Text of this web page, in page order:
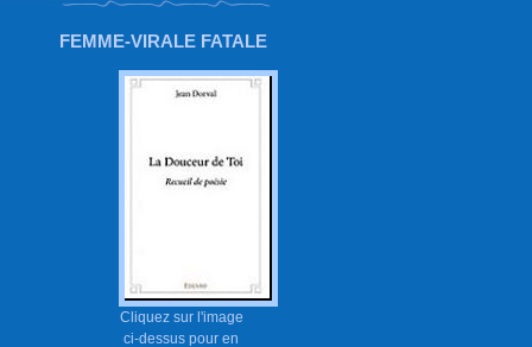
FEMME-VIRALE FATALE
Cliquez sur l'image
ci-dessus pour en